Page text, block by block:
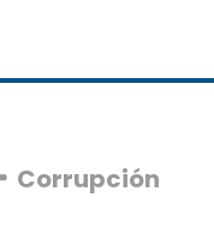
Corrupción